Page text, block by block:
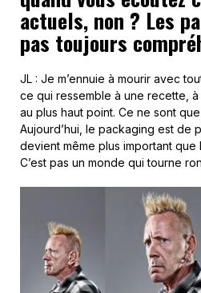
actuels, non ? Les
pas toujours
JL : Je m’ennuie à mourir avec
ce qui ressemble à une recette, à
au plus haut point. Ce ne sont
Aujourd’hui, le packaging est de
devient même plus important
C’est pas un monde qui tourne